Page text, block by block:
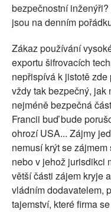
bezpečnostní
jsou na denním
Zákaz používání
exportu šifrovacích
nepřispívá k jistotě
vždy tak bezpečný,
nejméně bezpečná
Francii buď bude
ohrozí USA... Zájmy
nemusí krýt se
nebo v jehož jurisdikci
větší části zájem kryje
vládním dodavatelem,
tajemství, které firma